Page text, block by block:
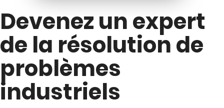
Devenez un expert
de la résolution de
problèmes
industriels